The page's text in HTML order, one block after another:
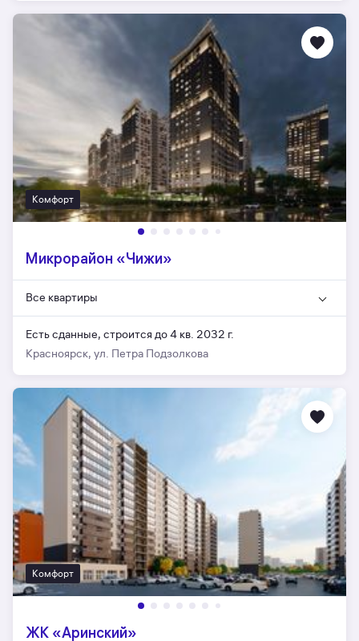
Комфорт
Микрорайон «Чижи»
Все квартиры
Есть сданные, строится до 4 кв. 2032 г.
Красноярск, ул. Петра Подзолкова
Комфорт
ЖК «Аринский»